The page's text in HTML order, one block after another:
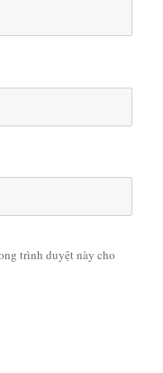
trình duyệt này cho